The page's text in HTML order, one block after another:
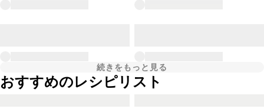
続きをもっと見る
おすすめのレシピリスト